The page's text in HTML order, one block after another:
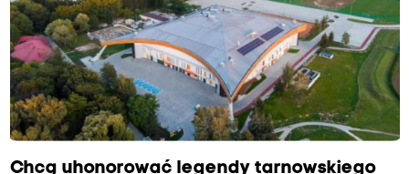
Chcą uhonorować legendy tarnowskiego